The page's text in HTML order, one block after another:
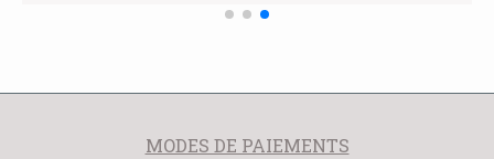
MODES DE PAIEMENTS